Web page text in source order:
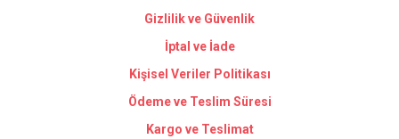
Gizlilik ve Güvenlik
İptal ve İade
Kişisel Veriler Politikası
Ödeme ve Teslim Süresi
Kargo ve Teslimat